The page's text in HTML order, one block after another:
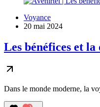
Voyance
20 mai 2024
Les bénéfices et
Dans le monde moderne, la